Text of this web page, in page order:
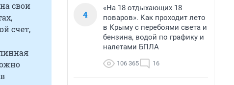
свои
счет,
4
«На 18 отдыхающих 18
поваров». Как проходит лето
в Крыму с перебоями света и
бензина, водой по графику и
налетами БПЛА
106 365 16